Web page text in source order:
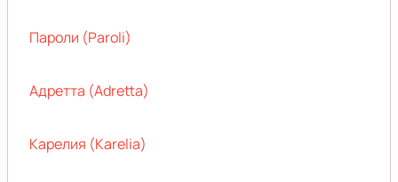
Пароли (Paroli)
Адретта (Adretta)
Карелия (Karelia)